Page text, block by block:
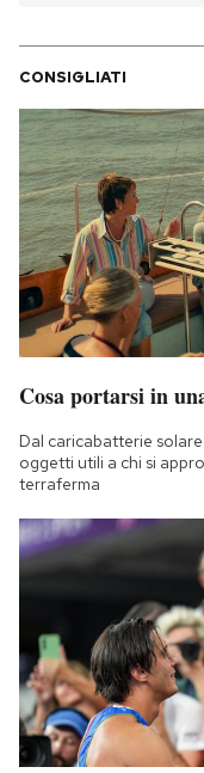
CONSIGLIATI
Cosa portarsi in
Dal caricabatterie
oggetti utili a chi si
terraferma